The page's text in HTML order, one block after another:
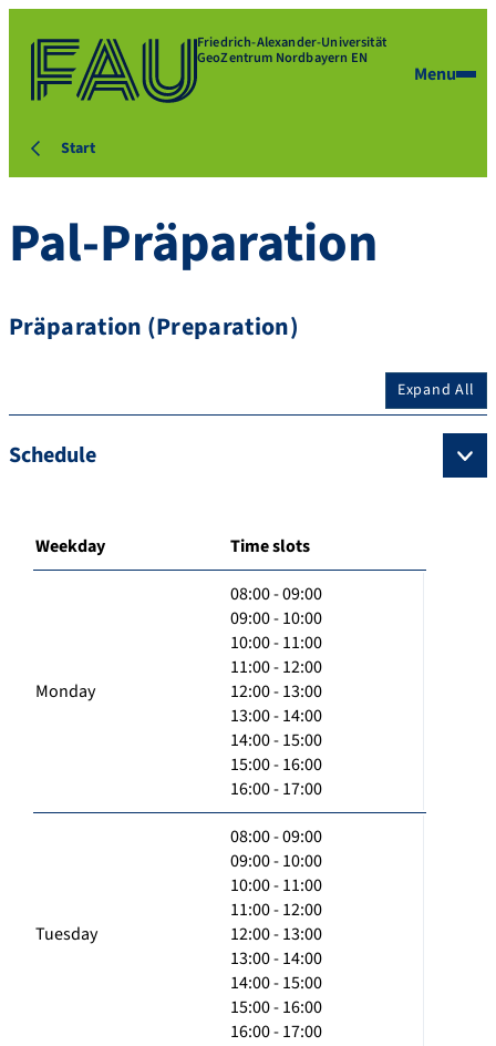
Friedrich-Alexander-Universität
GeoZentrum Nordbayern EN
Menu
Start
Pal-Präparation
Präparation (Preparation)
Expand All
Schedule
Weekday Time slots
Monday
08:00 - 09:00
09:00 - 10:00
10:00 - 11:00
11:00 - 12:00
12:00 - 13:00
13:00 - 14:00
14:00 - 15:00
15:00 - 16:00
16:00 - 17:00
Tuesday
08:00 - 09:00
09:00 - 10:00
10:00 - 11:00
11:00 - 12:00
12:00 - 13:00
13:00 - 14:00
14:00 - 15:00
15:00 - 16:00
16:00 - 17:00